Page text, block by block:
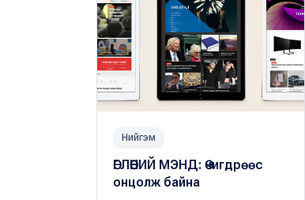
Нийгэм
ӨГЛӨӨНИЙ МЭНД: Өчигдрөөс
онцолж байна